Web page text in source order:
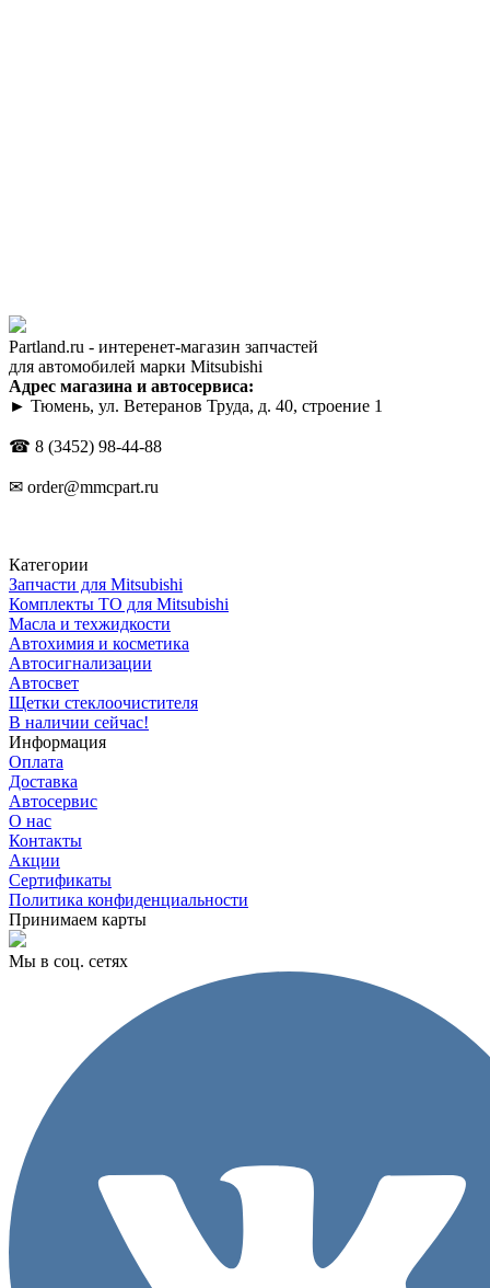
Partland.ru - интеренет-магазин запчастей
для автомобилей марки Mitsubishi
Адрес магазина и автосервиса:
► Тюмень, ул. Ветеранов Труда, д. 40, строение 1
☎ 8 (3452) 98-44-88
✉ order@mmcpart.ru
Категории
Запчасти для Mitsubishi
Комплекты ТО для Mitsubishi
Масла и техжидкости
Автохимия и косметика
Автосигнализации
Автосвет
Щетки стеклоочистителя
В наличии сейчас!
Информация
Оплата
Доставка
Автосервис
О нас
Контакты
Акции
Сертификаты
Политика конфиденциальности
Принимаем карты
Мы в соц. сетях